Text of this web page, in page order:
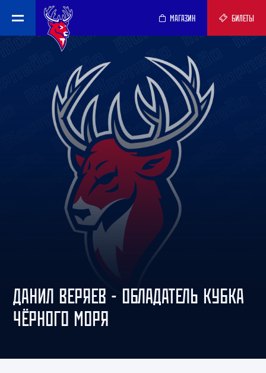
МАГАЗИН БИЛЕТЫ
ДАНИЛ ВЕРЯЕВ - ОБЛАДАТЕЛЬ КУБКА
ЧЁРНОГО МОРЯ